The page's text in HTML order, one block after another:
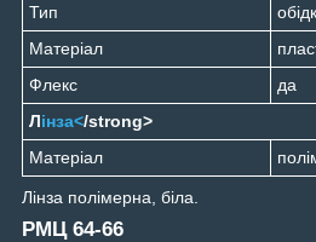
Тип
Матеріал
Флекс
да
Лінза</strong>
Матеріал
Лінза полімерна, біла.
РМЦ 64-66